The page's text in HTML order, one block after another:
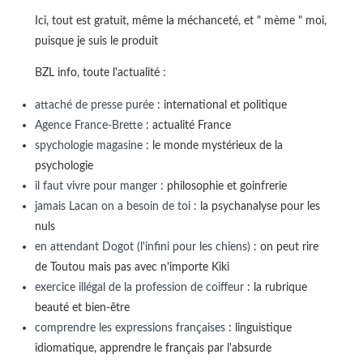
Ici, tout est gratuit, même la méchanceté, et " mème " moi,
puisque je suis le produit
BZL info, toute l'actualité :
attaché de presse purée: international et politique
Agence France-Brette: actualité France
spychologie magasine: le monde mystérieux de la
psychologie
il faut vivre pour manger: philosophie et goinfrerie
jamais Lacan on a besoin de toi: la psychanalyse pour les
nuls
en attendant Dogot (l'infini pour les chiens): on peut rire
de Toutou mais pas avec n'importe Kiki
exercice illégal de la profession de coiffeur: la rubrique
beauté et bien-être
comprendre les expressions françaises: linguistique
idiomatique, apprendre le français par l'absurde